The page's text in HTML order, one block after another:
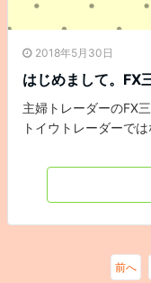
2018年5月30日
はじめまして。FX
主婦トレーダーのFX
トイウトレーダーでは
前へ